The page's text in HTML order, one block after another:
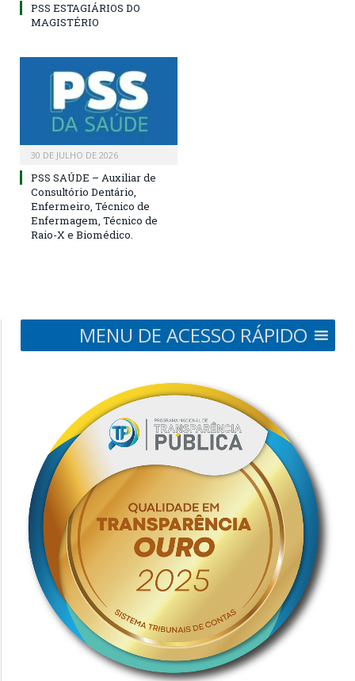
PSS ESTAGIÁRIOS DO
MAGISTÉRIO
30 DE JULHO DE 2026
PSS SAÚDE – Auxiliar de
Consultório Dentário,
Enfermeiro, Técnico de
Enfermagem, Técnico de
Raio-X e Biomédico.
MENU DE ACESSO RÁPIDO